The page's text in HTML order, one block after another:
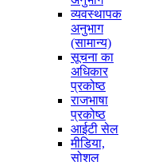
व्यवस्थापक
अनुभाग
(सामान्य)
सूचना का
अधिकार
प्रकोष्ठ
राजभाषा
प्रकोष्ठ
आईटी सेल
मीडिया,
सोशल